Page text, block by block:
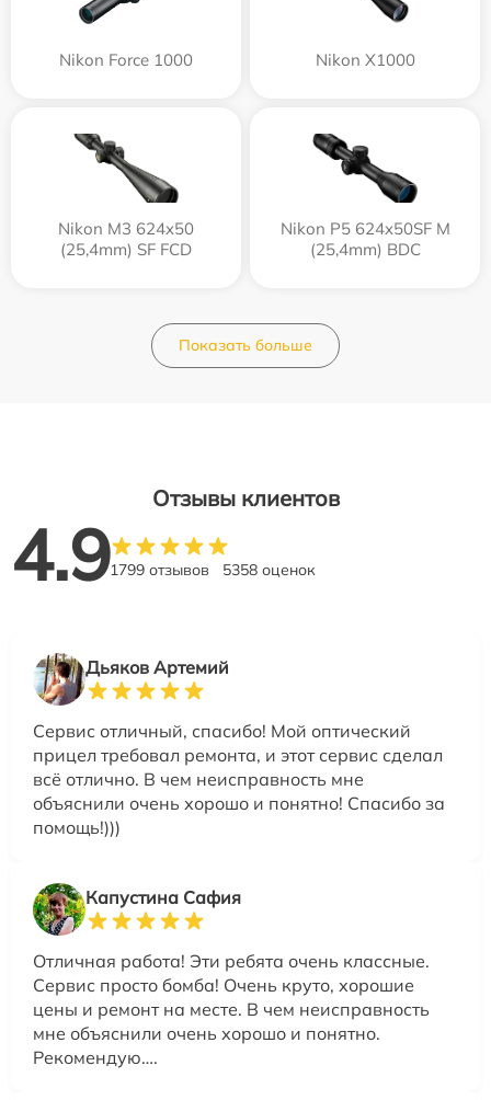
Nikon Force 1000 Nikon X1000
Nikon M3 624x50
(25,4mm) SF FCD
Nikon P5 624x50SF M
(25,4mm) BDC
Показать больше
Отзывы клиентов
4.91799 отзывов 5358 оценок
Дьяков Артемий
Сервис отличный, спасибо! Мой оптический
прицел требовал ремонта, и этот сервис сделал
всё отлично. В чем неисправность мне
объяснили очень хорошо и понятно! Спасибо за
помощь!)))
Капустина Сафия
Отличная работа! Эти ребята очень классные.
Сервис просто бомба! Очень круто, хорошие
цены и ремонт на месте. В чем неисправность
мне объяснили очень хорошо и понятно.
Рекомендую….